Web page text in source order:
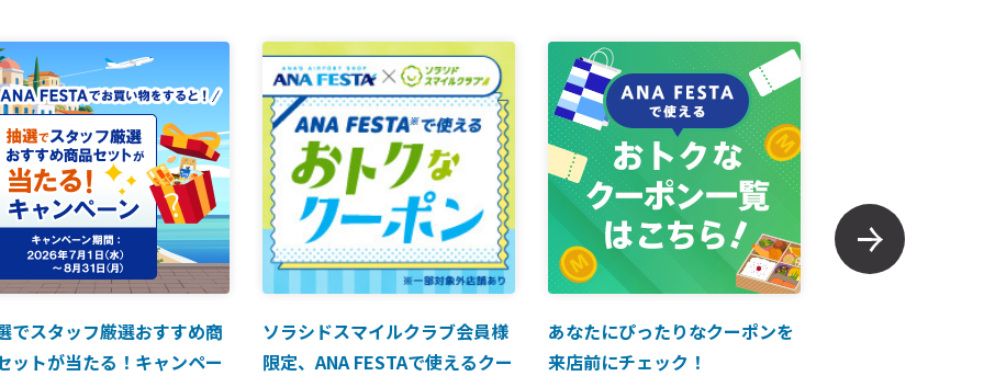
でスタッフ厳選おすすめ商
ットが当たる！キャンペー
ソラシドスマイルクラブ会員様
限定、ANA FESTAで使えるクー
あなたにぴったりなクーポンを
来店前にチェック！